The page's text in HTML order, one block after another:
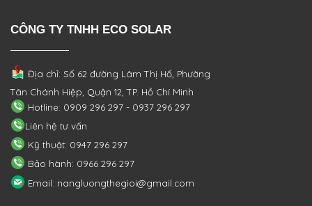
CÔNG TY TNHH ECO SOLAR
Địa chỉ: Số 62 đường Lâm Thị Hố, Phường
Tân Chánh Hiệp, Quận 12, TP. Hồ Chí Minh
Hotline: 0909 296 297 - 0937 296 297
Liên hệ tư vấn
Kỹ thuật: 0947 296 297
Bảo hành: 0966 296 297
Email: nangluongthegioi@gmail.com